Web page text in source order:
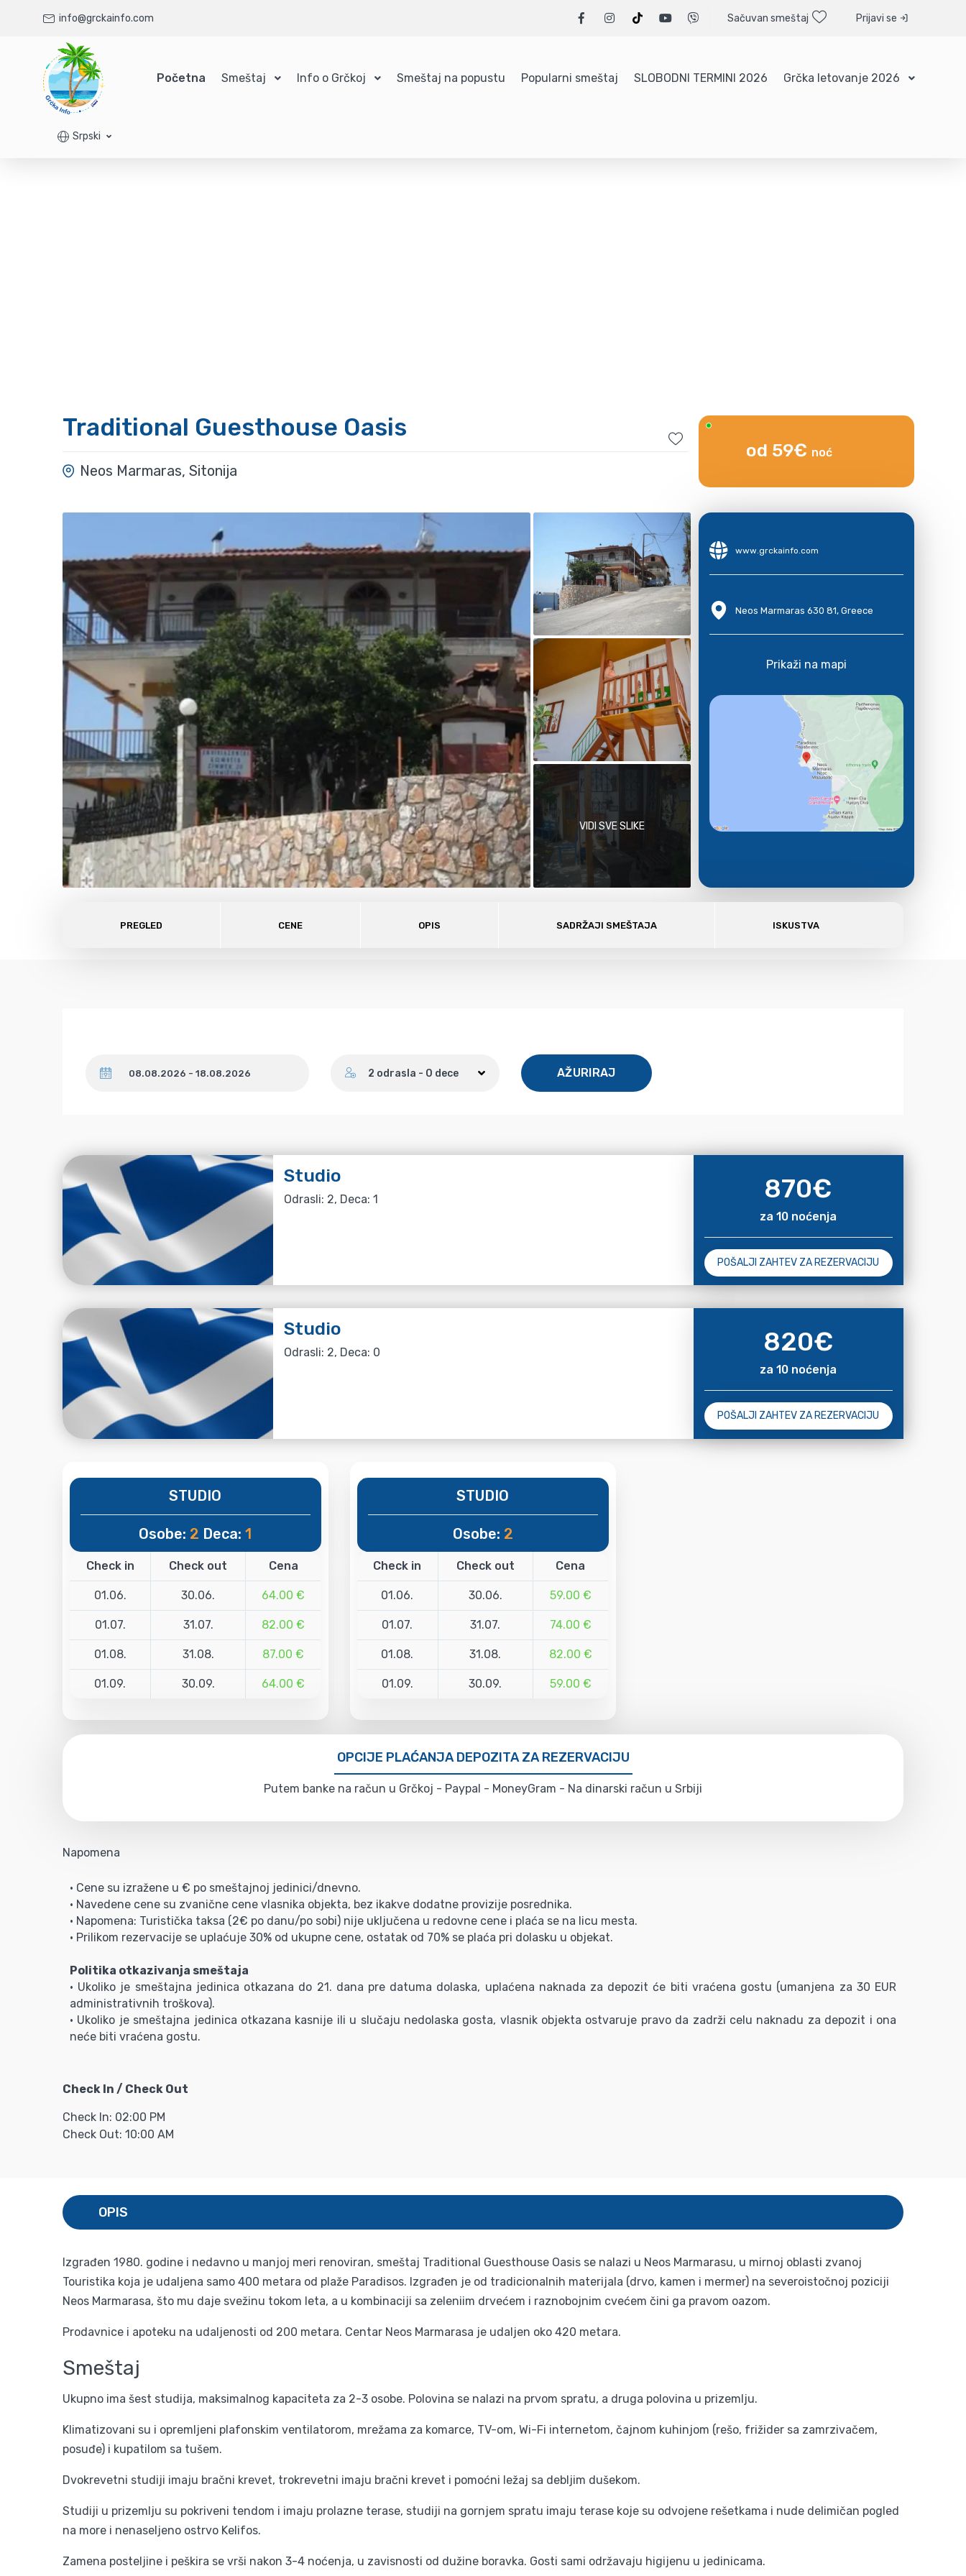
info@grckainfo.com Sačuvan smeštaj Prijavi se
Početna Smeštaj Info o Grčkoj Smeštaj na popustu Popularni smeštaj SLOBODNI TERMINI 2026 Grčka letovanje 2026
Srpski
Traditional Guesthouse Oasis
Neos Marmaras, Sitonija
od 59€ noć
VIDI SVE SLIKE
www.grckainfo.com
Neos Marmaras 630 81, Greece
Prikaži na mapi
PREGLED CENE OPIS SADRŽAJI SMEŠTAJA ISKUSTVA
2 odrasla - 0 dece AŽURIRAJ
Studio
Odrasli: 2, Deca: 1 870€
za 10 noćenja
POŠALJI ZAHTEV ZA REZERVACIJU
Studio
Odrasli: 2, Deca: 0 820€
za 10 noćenja
POŠALJI ZAHTEV ZA REZERVACIJU
STUDIO
Osobe: 2 Deca:1
Check in Check out Cena
01.06. 30.06. 64.00 €
01.07. 31.07. 82.00 €
01.08. 31.08. 87.00 €
01.09. 30.09. 64.00 €
STUDIO
Osobe: 2
Check in Check out Cena
01.06. 30.06. 59.00 €
01.07. 31.07. 74.00 €
01.08. 31.08. 82.00 €
01.09. 30.09. 59.00 €
OPCIJE PLAĆANJA DEPOZITA ZA REZERVACIJU
Putem banke na račun u Grčkoj - Paypal - MoneyGram - Na dinarski račun u Srbiji
Napomena
• Cene su izražene u € po smeštajnoj jedinici/dnevno.
• Navedene cene su zvanične cene vlasnika objekta, bez ikakve dodatne provizije posrednika.
• Napomena: Turistička taksa (2€ po danu/po sobi) nije uključena u redovne cene i plaća se na licu mesta.
• Prilikom rezervacije se uplaćuje 30% od ukupne cene, ostatak od 70% se plaća pri dolasku u objekat.
Politika otkazivanja smeštaja
• Ukoliko je smeštajna jedinica otkazana do 21. dana pre datuma dolaska, uplaćena naknada za depozit će biti vraćena gostu (umanjena za 30 EUR
administrativnih troškova).
• Ukoliko je smeštajna jedinica otkazana kasnije ili u slučaju nedolaska gosta, vlasnik objekta ostvaruje pravo da zadrži celu naknadu za depozit i ona
neće biti vraćena gostu.
Check In / Check Out
Check In: 02:00 PM
Check Out: 10:00 AM
OPIS
Izgrađen 1980. godine i nedavno u manjoj meri renoviran, smeštaj Traditional Guesthouse Oasis se nalazi u Neos Marmarasu, u mirnoj oblasti zvanoj
Touristika koja je udaljena samo 400 metara od plaže Paradisos. Izgrađen je od tradicionalnih materijala (drvo, kamen i mermer) na severoistočnoj poziciji
Neos Marmarasa, što mu daje svežinu tokom leta, a u kombinaciji sa zeleniim drvećem i raznobojnim cvećem čini ga pravom oazom.
Prodavnice i apoteku na udaljenosti od 200 metara. Centar Neos Marmarasa je udaljen oko 420 metara.
Smeštaj
Ukupno ima šest studija, maksimalnog kapaciteta za 2-3 osobe. Polovina se nalazi na prvom spratu, a druga polovina u prizemlju.
Klimatizovani su i opremljeni plafonskim ventilatorom, mrežama za komarce, TV-om, Wi-Fi internetom, čajnom kuhinjom (rešo, frižider sa zamrzivačem,
posuđe) i kupatilom sa tušem.
Dvokrevetni studiji imaju bračni krevet, trokrevetni imaju bračni krevet i pomoćni ležaj sa debljim dušekom.
Studiji u prizemlju su pokriveni tendom i imaju prolazne terase, studiji na gornjem spratu imaju terase koje su odvojene rešetkama i nude delimičan pogled
na more i nenaseljeno ostrvo Kelifos.
Zamena posteljine i peškira se vrši nakon 3-4 noćenja, u zavisnosti od dužine boravka. Gosti sami održavaju higijenu u jedinicama.